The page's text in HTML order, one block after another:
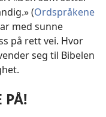
(Ordspråkene
med sunne
på rett vei. Hvor
seg til Bibelen
PÅ!